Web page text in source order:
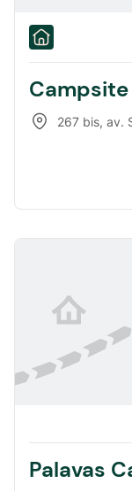
Campsite
267 bis, av.
Palavas